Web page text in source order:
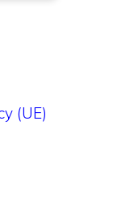
(UE)